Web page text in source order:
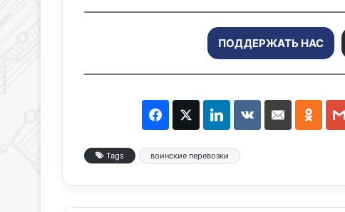
ПОДДЕРЖАТЬ НАС
Tags воинские перевозки